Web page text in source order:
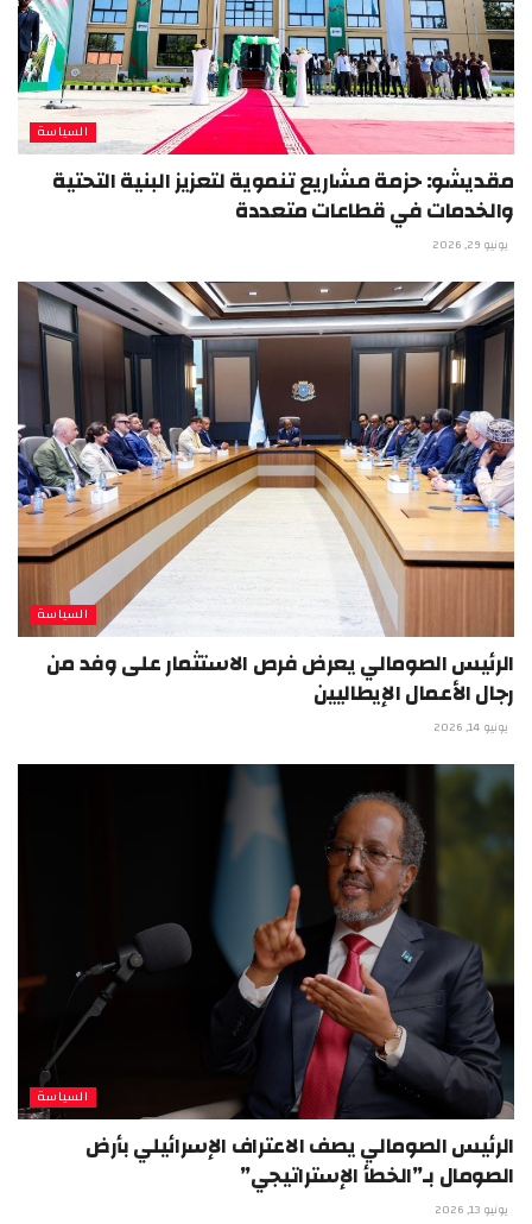
السياسة
مقديشو: حزمة مشاريع تنموية لتعزيز البنية التحتية
والخدمات في قطاعات متعددة
يونيو 29, 2026
السياسة
الرئيس الصومالي يعرض فرص الاستثمار على وفد من
رجال الأعمال الإيطاليين
يونيو 14, 2026
السياسة
الرئيس الصومالي يصف الاعتراف الإسرائيلي بأرض
الصومال بـ”الخطأ الإستراتيجي”
يونيو 13, 2026